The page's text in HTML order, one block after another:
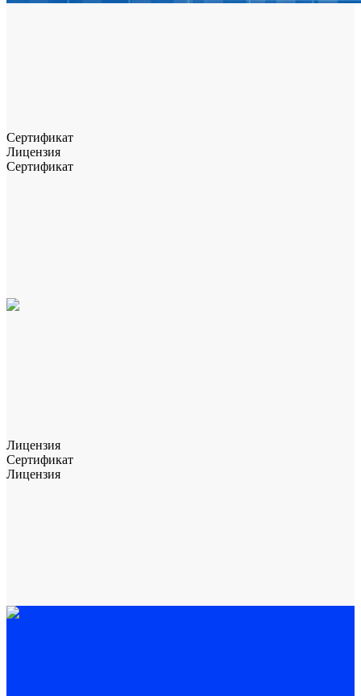
Сертификат
Лицензия
Сертификат
Лицензия
Сертификат
Лицензия